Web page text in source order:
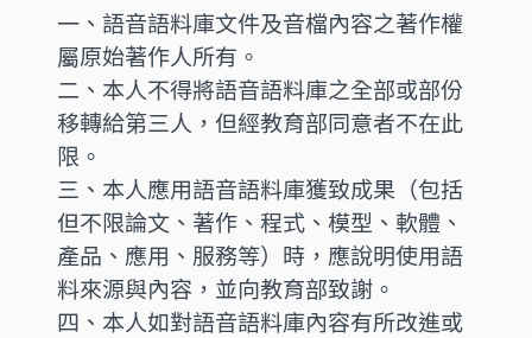
一、語音語料庫文件及音檔內容之著作權
屬原始著作人所有。
二、本人不得將語音語料庫之全部或部份
移轉給第三人，但經教育部同意者不在此
限。
三、本人應用語音語料庫獲致成果（包括
但不限論文、著作、程式、模型、軟體、
產品、應用、服務等）時，應說明使用語
料來源與內容，並向教育部致謝。
四、本人如對語音語料庫內容有所改進或